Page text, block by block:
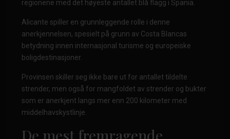
regionene med det høyeste antallet blå flagg i Spania.
Alicante spiller en grunnleggende rolle i denne
anerkjennelsen, spesielt på grunn av Costa Blancas
betydning innen internasjonal turisme og europeiske
boligdestinasjoner.
Provinsen skiller seg ikke bare ut for antallet tildelte
strender, men også for mangfoldet av strender og bukter
som er anerkjent langs mer enn 200 kilometer med
middelhavskystlinje.
De mest fremragende